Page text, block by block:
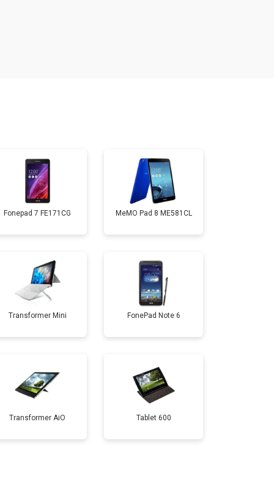
3200 ₽ Заказать
1700 ₽ Заказать
3200 ₽ Заказать
Fonepad 7 FE171CG MeMO Pad 8 ME581CL
Transformer Mini FonePad Note 6
Transformer AiO Tablet 600